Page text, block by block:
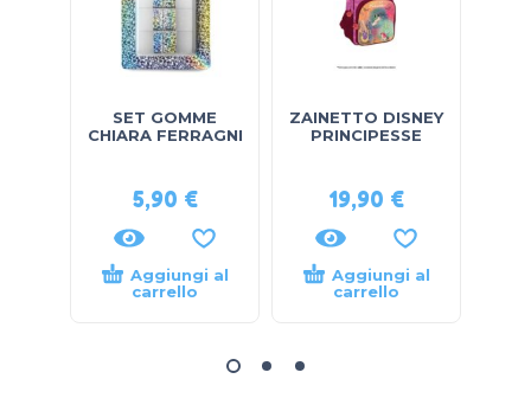
SET GOMME
CHIARA FERRAGNI
5,90 €
Aggiungi al
carrello
ZAINETTO DISNEY
PRINCIPESSE
19,90 €
Aggiungi al
carrello